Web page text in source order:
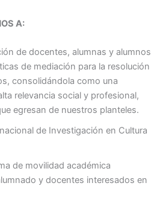
A:
de docentes, alumnas y alumnos
de mediación para la resolución
consolidándola como una
relevancia social y profesional,
egresan de nuestros planteles.
de Investigación en Cultura
de movilidad académica
y docentes interesados en